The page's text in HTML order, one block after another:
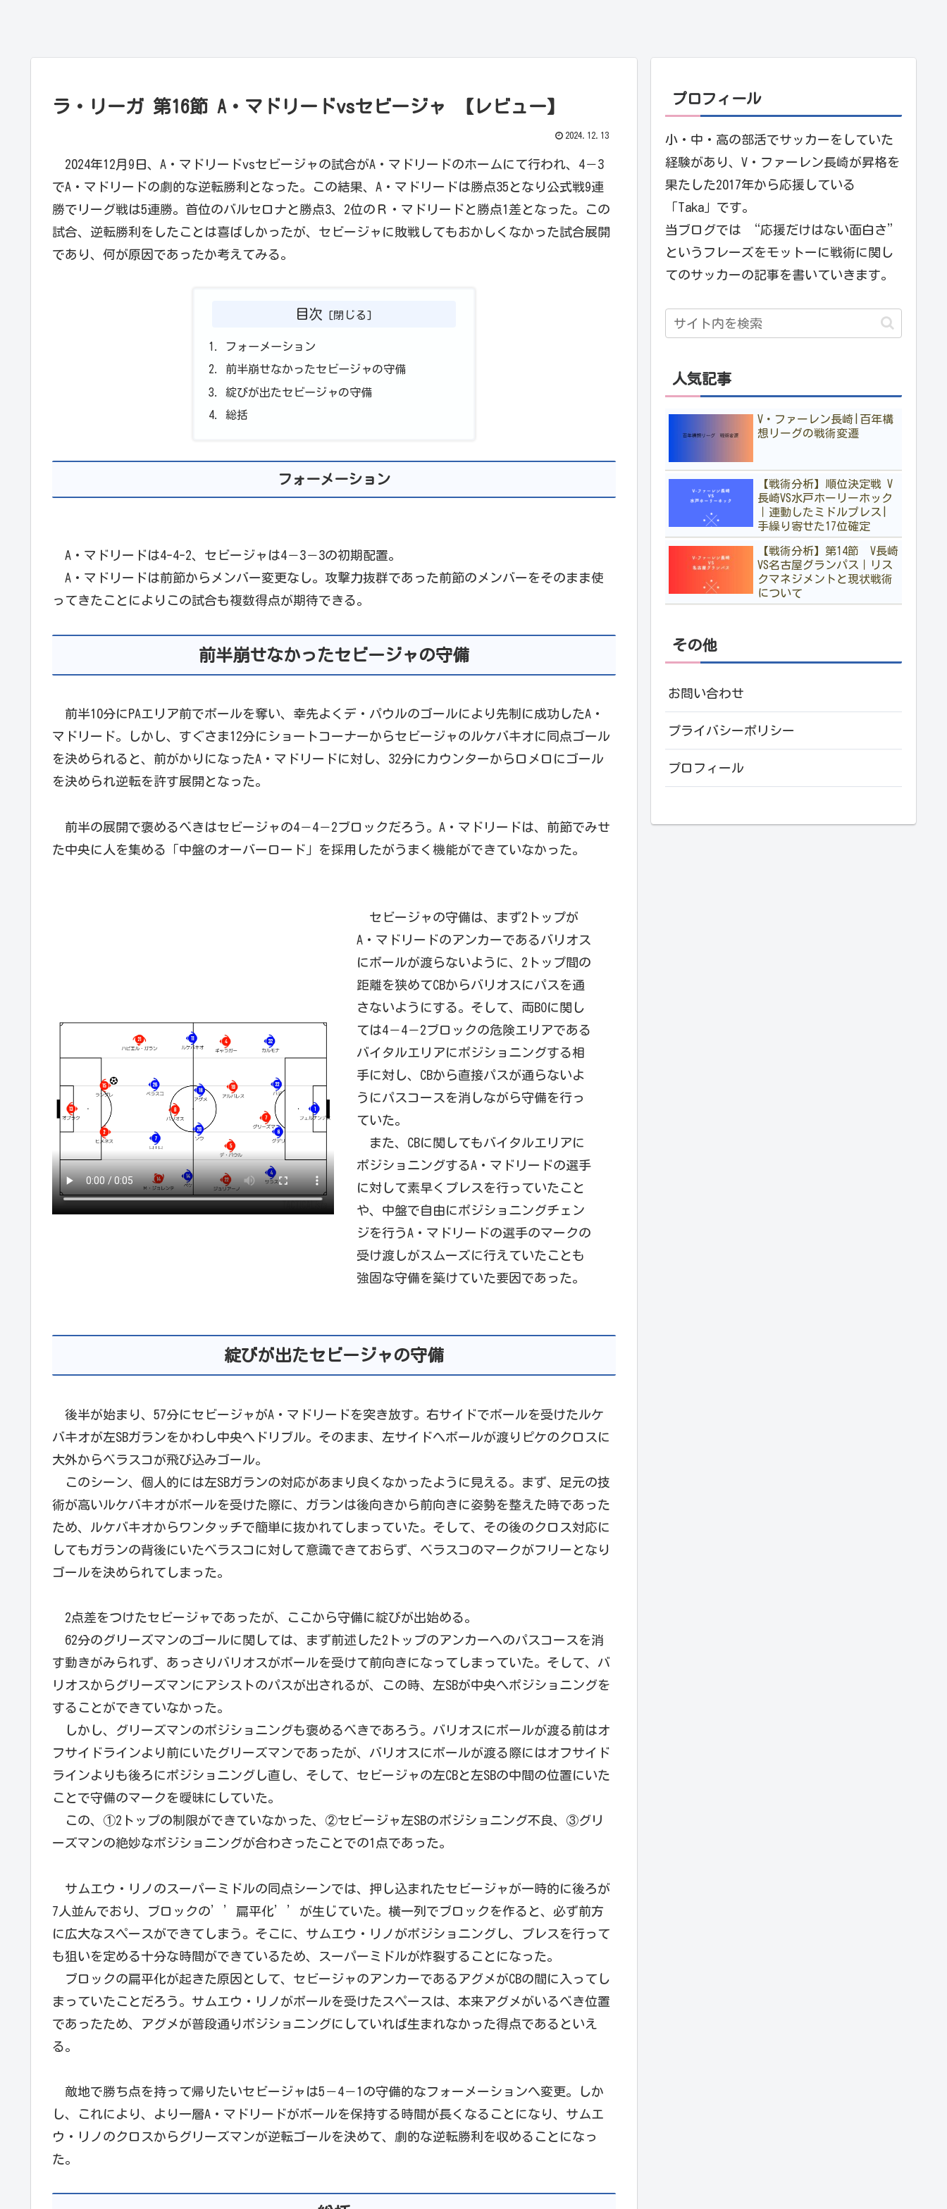
ラ・リーガ 第16節 A・マドリードvsセビージャ 【レビュー】
2024.12.13
2024年12月9日、A・マドリードvsセビージャの試合がA・マドリードのホームにて行われ、4－3
でA・マドリードの劇的な逆転勝利となった。この結果、A・マドリードは勝点35となり公式戦9連
勝でリーグ戦は5連勝。首位のバルセロナと勝点3、2位のＲ・マドリードと勝点1差となった。この
試合、逆転勝利をしたことは喜ばしかったが、セビージャに敗戦してもおかしくなかった試合展開
であり、何が原因であったか考えてみる。
目次
フォーメーション
前半崩せなかったセビージャの守備
綻びが出たセビージャの守備
総括
フォーメーション
A・マドリードは4-4-2、セビージャは4－3－3の初期配置。
A・マドリードは前節からメンバー変更なし。攻撃力抜群であった前節のメンバーをそのまま使
ってきたことによりこの試合も複数得点が期待できる。
前半崩せなかったセビージャの守備
前半10分にPAエリア前でボールを奪い、幸先よくデ・パウルのゴールにより先制に成功したA・
マドリード。しかし、すぐさま12分にショートコーナーからセビージャのルケバキオに同点ゴール
を決められると、前がかりになったA・マドリードに対し、32分にカウンターからロメロにゴール
を決められ逆転を許す展開となった。
前半の展開で褒めるべきはセビージャの4－4－2ブロックだろう。A・マドリードは、前節でみせ
た中央に人を集める「中盤のオーバーロード」を採用したがうまく機能ができていなかった。
セビージャの守備は、まず2トップが
A・マドリードのアンカーであるバリオス
にボールが渡らないように、2トップ間の
距離を狭めてCBからバリオスにパスを通
さないようにする。そして、両BOに関し
ては4－4－2ブロックの危険エリアである
バイタルエリアにポジショニングする相
手に対し、CBから直接パスが通らないよ
うにパスコースを消しながら守備を行っ
ていた。
また、CBに関してもバイタルエリアに
ポジショニングするA・マドリードの選手
に対して素早くプレスを行っていたこと
や、中盤で自由にポジショニングチェン
ジを行うA・マドリードの選手のマークの
受け渡しがスムーズに行えていたことも
強固な守備を築けていた要因であった。
綻びが出たセビージャの守備
後半が始まり、57分にセビージャがA・マドリードを突き放す。右サイドでボールを受けたルケ
バキオが左SBガランをかわし中央へドリブル。そのまま、左サイドへボールが渡りピケのクロスに
大外からベラスコが飛び込みゴール。
このシーン、個人的には左SBガランの対応があまり良くなかったように見える。まず、足元の技
術が高いルケバキオがボールを受けた際に、ガランは後向きから前向きに姿勢を整えた時であった
ため、ルケバキオからワンタッチで簡単に抜かれてしまっていた。そして、その後のクロス対応に
してもガランの背後にいたべラスコに対して意識できておらず、ベラスコのマークがフリーとなり
ゴールを決められてしまった。
2点差をつけたセビージャであったが、ここから守備に綻びが出始める。
62分のグリーズマンのゴールに関しては、まず前述した2トップのアンカーへのパスコースを消
す動きがみられず、あっさりバリオスがボールを受けて前向きになってしまっていた。そして、バ
リオスからグリーズマンにアシストのパスが出されるが、この時、左SBが中央へポジショニングを
することができていなかった。
しかし、グリーズマンのポジショニングも褒めるべきであろう。バリオスにボールが渡る前はオ
フサイドラインより前にいたグリーズマンであったが、バリオスにボールが渡る際にはオフサイド
ラインよりも後ろにポジショニングし直し、そして、セビージャの左CBと左SBの中間の位置にいた
ことで守備のマークを曖昧にしていた。
この、①2トップの制限ができていなかった、②セビージャ左SBのポジショニング不良、③グリ
ーズマンの絶妙なポジショニングが合わさったことでの1点であった。
サムエウ・リノのスーパーミドルの同点シーンでは、押し込まれたセビージャが一時的に後ろが
7人並んでおり、ブロックの’’扁平化’’が生じていた。横一列でブロックを作ると、必ず前方
に広大なスペースができてしまう。そこに、サムエウ・リノがポジショニングし、プレスを行って
も狙いを定める十分な時間ができているため、スーパーミドルが炸裂することになった。
ブロックの扁平化が起きた原因として、セビージャのアンカーであるアグメがCBの間に入ってし
まっていたことだろう。サムエウ・リノがボールを受けたスペースは、本来アグメがいるべき位置
であったため、アグメが普段通りポジショニングにしていれば生まれなかった得点であるといえ
る。
敵地で勝ち点を持って帰りたいセビージャは5－4－1の守備的なフォーメーションへ変更。しか
し、これにより、より一層A・マドリードがボールを保持する時間が長くなることになり、サムエ
ウ・リノのクロスからグリーズマンが逆転ゴールを決めて、劇的な逆転勝利を収めることになっ
た。
プロフィール
小・中・高の部活でサッカーをしていた
経験があり、V・ファーレン長崎が昇格を
果たした2017年から応援している
「Taka」です。
当ブログでは “応援だけはない面白さ”
というフレーズをモットーに戦術に関し
てのサッカーの記事を書いていきます。
人気記事
V・ファーレン長崎|百年構
想リーグの戦術変遷
【戦術分析】順位決定戦 V
長崎VS水戸ホーリーホック
｜連動したミドルプレス|
手繰り寄せた17位確定
【戦術分析】第14節 V長崎
VS名古屋グランパス｜リス
クマネジメントと現状戦術
について
その他
お問い合わせ
プライバシーポリシー
プロフィール